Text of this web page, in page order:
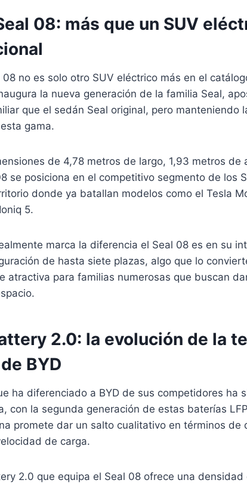
08: más que un SUV
08 no es solo otro SUV eléctrico más en el
la nueva generación de la familia Seal,
que el sedán Seal original, pero manteniendo
gama.
de 4,78 metros de largo, 1,93 metros de
se posiciona en el competitivo segmento de los
donde ya batallan modelos como el Tesla
5.
marca la diferencia el Seal 08 es en su
de hasta siete plazas, algo que lo
atractiva para familias numerosas que buscan
2.0: la evolución de la
BYD
ha diferenciado a BYD de sus competidores ha
con la segunda generación de estas baterías
promete dar un salto cualitativo en términos de
de carga.
2.0 que equipa el Seal 08 ofrece una densidad